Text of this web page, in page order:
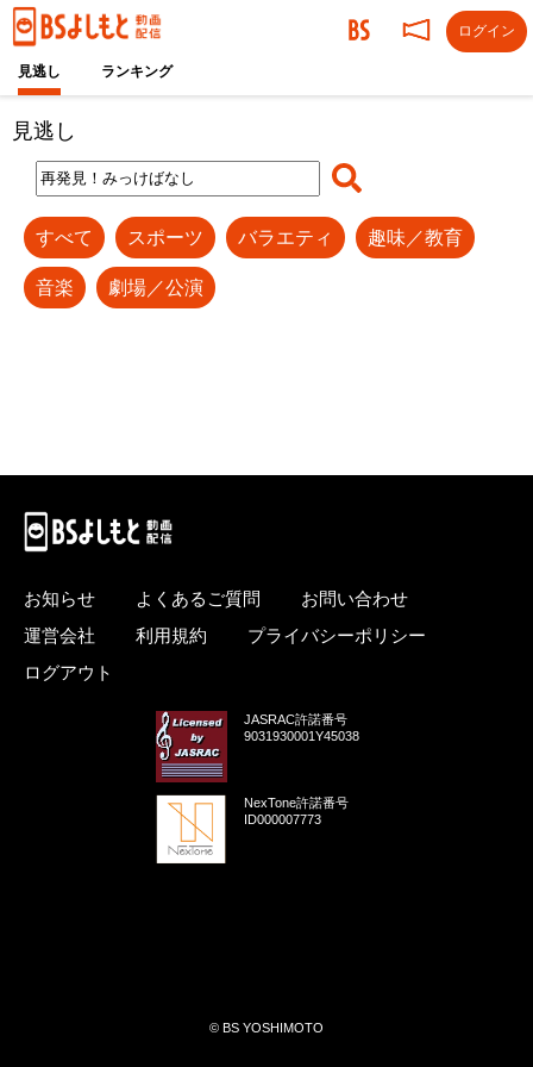
見逃し ランキング
ログイン
見逃し
すべて スポーツ バラエティ 趣味／教育
音楽 劇場／公演
お知らせ よくあるご質問
お問い合わせ
運営会社
利用規約
プライバシーポリシー
ログアウト
JASRAC許諾番号
9031930001Y45038
NexTone許諾番号
ID000007773
© BS YOSHIMOTO